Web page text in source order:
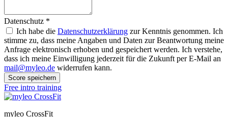
Datenschutz *
Ich habe die Datenschutzerklärung zur Kenntnis genommen. Ich
stimme zu, dass meine Angaben und Daten zur Beantwortung meine
Anfrage elektronisch erhoben und gespeichert werden. Ich verstehe,
dass ich meine Einwilligung jederzeit für die Zukunft per E-Mail an
mail@myleo.de widerrufen kann.
Score speichern
Free intro training
myleo CrossFit